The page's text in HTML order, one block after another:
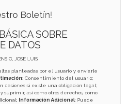
Boletín!
SOBRE
DATOS
JOSE LUIS
planteadas por el usuario y enviarle
: Consentimiento del usuario;
cesiones si existe una obligación legal;
suprimir, así como otros derechos, como
Información Adicional: Puede